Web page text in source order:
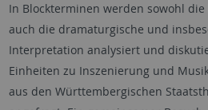
In Blockterminen werden sowohl
auch die dramaturgische und
Interpretation analysiert und
Einheiten zu Inszenierung und
aus den Württembergischen